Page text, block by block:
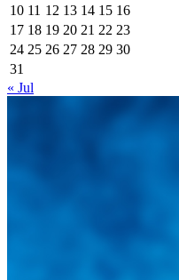
10 11 12 13 14 15 16
17 18 19 20 21 22 23
24 25 26 27 28 29 30
31
« Jul